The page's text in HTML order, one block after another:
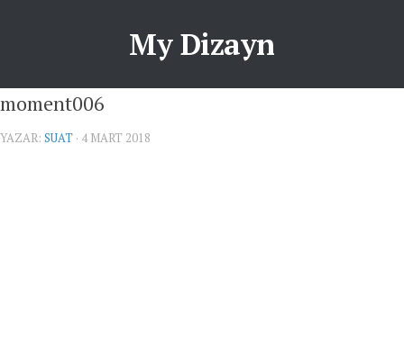
My Dizayn
moment006
YAZAR: SUAT · 4 MART 2018